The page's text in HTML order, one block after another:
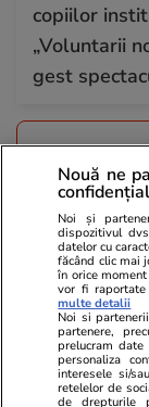
copiilor
„Voluntarii
gest
TRENDING
Știri România
Ploi
și
alertă de
dimineață
Nouă ne
Noi și
dispozitivul
datelor cu
făcând clic mai
în orice
vor fi
multe detalii
Noi si
partenere,
prelucram
personaliza
interesele si/
retelelor de
de drepturile